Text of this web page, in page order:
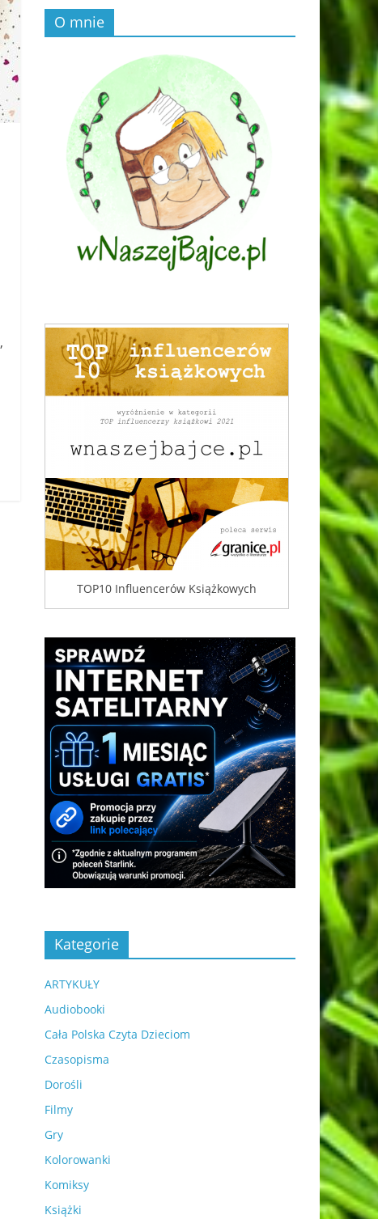
,
O mnie
TOP10 Influencerów Książkowych
Kategorie
ARTYKUŁY
Audiobooki
Cała Polska Czyta Dzieciom
Czasopisma
Dorośli
Filmy
Gry
Kolorowanki
Komiksy
Książki